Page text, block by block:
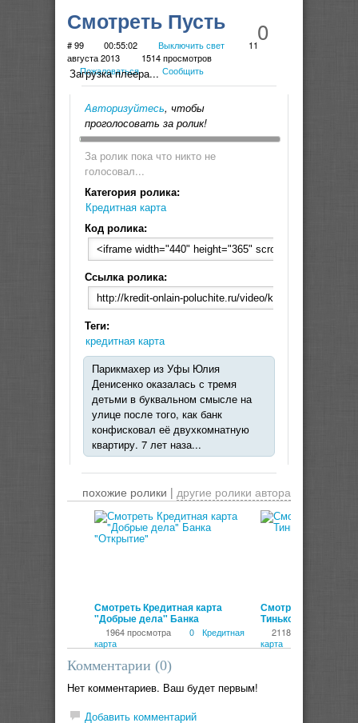
0
Смотреть Пусть
говорят. "Кредит без
доверия"
(11.05.2012)
# 99 00:55:02 Выключить свет
11
августа 2013
1514 просмотров
Пожаловаться
Сообщить
Загрузка плеера...
Авторизуйтесь, чтобы
проголосовать за ролик!
За ролик пока что никто не
голосовал...
Категория ролика:
Кредитная карта
Код ролика:
Ссылка ролика:
Теги:
кредитная карта
Парикмахер из Уфы Юлия
Денисенко оказалась с тремя
детьми в буквальном смысле на
улице после того, как банк
конфисковал её двухкомнатную
квартиру. 7 лет наза...
похожие ролики | другие ролики автора
Смотреть Кредитная карта
"Добрые дела" Банка
"Открытие"
1964 просмотра 0
Кредитная
карта
Смотреть
Тинькова к
2118 просмотров
карта
Комментарии (0)
Нет комментариев. Ваш будет первым!
Добавить комментарий